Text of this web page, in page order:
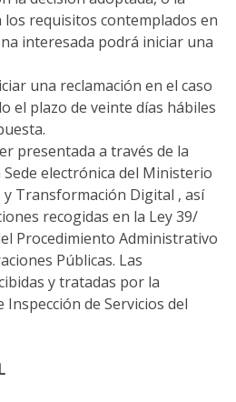
requisitos contemplados en
interesada podrá iniciar una
una reclamación en el caso
el plazo de veinte días hábiles
presentada a través de la
electrónica del Ministerio
y Transformación Digital , así
recogidas en la Ley 39/
Procedimiento Administrativo
Públicas. Las
y tratadas por la
Inspección de Servicios del